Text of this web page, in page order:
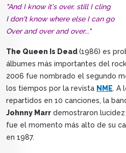
"And I know it's over, still I cling
I don't know where else I can go
Over and over and over..."
The Queen Is Dead(1986) es
álbumes más importantes del
2006 fue nombrado el segundo
los tiempos por la revista NME. A
repartidos en 10 canciones, la
Johnny Marr demostraron
fue el momento más alto de su
en 1987.